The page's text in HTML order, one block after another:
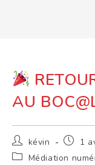
AU
Auteur/autrice
de
kévin
publiée :
1
PostMédiation